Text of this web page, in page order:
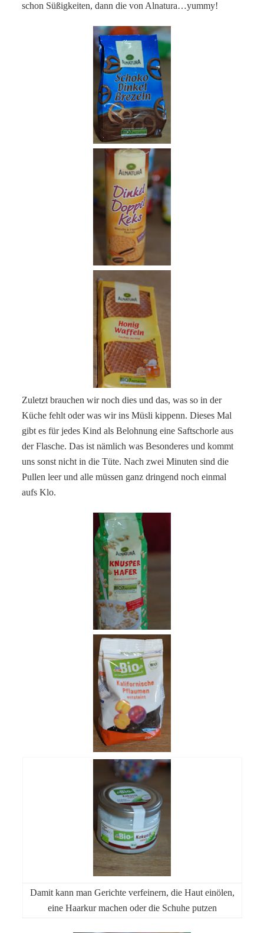
schon Süßigkeiten, dann die von Alnatura…yummy!
Zuletzt brauchen wir noch dies und das, was so in der
Küche fehlt oder was wir ins Müsli kippenn. Dieses Mal
gibt es für jedes Kind als Belohnung eine Saftschorle aus
der Flasche. Das ist nämlich was Besonderes und kommt
uns sonst nicht in die Tüte. Nach zwei Minuten sind die
Pullen leer und alle müssen ganz dringend noch einmal
aufs Klo.
Damit kann man Gerichte verfeinern, die Haut einölen,
eine Haarkur machen oder die Schuhe putzen